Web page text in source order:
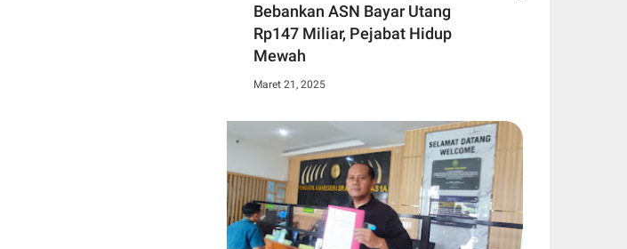
Bebankan ASN Bayar Utang
Rp147 Miliar, Pejabat Hidup
Mewah
Maret 21, 2025